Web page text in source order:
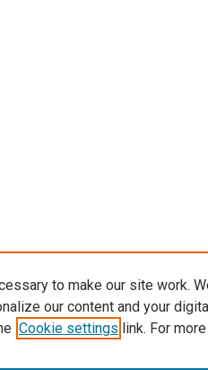
to make our site work.
our content and your
Cookie settings link. For